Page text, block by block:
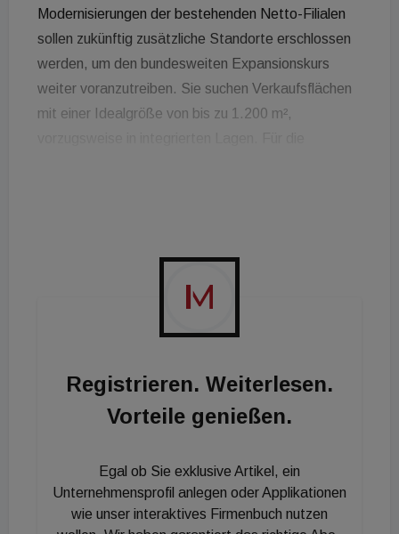
Modernisierungen der bestehenden Netto-Filialen
sollen zukünftig zusätzliche Standorte erschlossen
werden, um den bundesweiten Expansionskurs
weiter voranzutreiben. Sie suchen Verkaufsflächen
mit einer Idealgröße von bis zu 1.200 m²,
Parkplätze bietet. Beim innerstädtischen Lagen
sucht Netto ab 500 m² Verkaufsfläche und einer
zugänglichen Möglichkeit für die Warenanlieferung.
Registrieren. Weiterlesen.
Vorteile genießen.
Egal ob Sie exklusive Artikel, ein
Unternehmensprofil anlegen oder Applikationen
wie unser interaktives Firmenbuch nutzen